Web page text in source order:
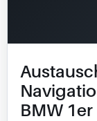
BMW